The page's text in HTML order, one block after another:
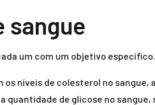
sangue
um com um objetivo
os níveis de colesterol no
quantidade de glicose no